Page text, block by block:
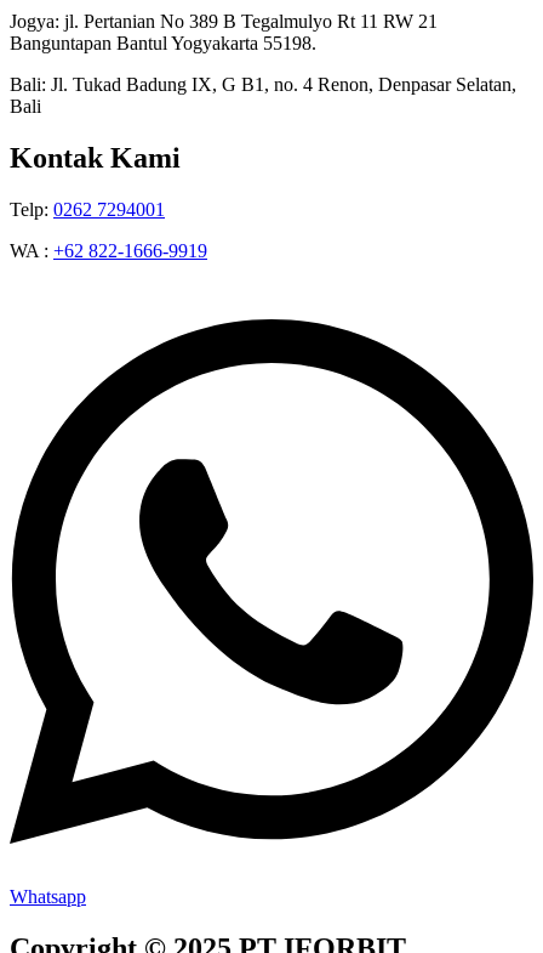
Jogya: jl. Pertanian No 389 B Tegalmulyo Rt 11 RW 21
Banguntapan Bantul Yogyakarta 55198.
Bali: Jl. Tukad Badung IX, G B1, no. 4 Renon, Denpasar Selatan,
Bali
Kontak Kami
Telp: 0262 7294001
WA : +62 822-1666-9919
Whatsapp